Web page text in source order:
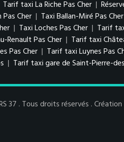
Tarif taxi La Riche Pas Cher |
Cher | Taxi Ballan-Miré Pas Cher
| Taxi Loches Pas Cher | Tarif
Renault Pas Cher | Tarif taxi
Pas Cher | Tarif taxi Luynes Pas
| Tarif taxi gare de Saint-Pierre-
37 . Tous droits réservés .